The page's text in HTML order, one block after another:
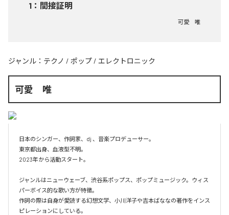
1 ： 間接証明
可愛 唯
ジャンル： テクノ / ポップ / エレクトロニック
可愛 唯
日本のシンガー、作詞家、dj 、音楽プロデューサー。
東京都出身、血液型不明。
2023年から活動スタート。
ジャンルはニューウェーブ、渋谷系ポップス、ポップミュージック。ウィス
パーボイス的な歌い方が特徴。
作詞の際は自身が愛読する幻想文学、小川洋子や吉本ばななの著作をインス
ピレーションにしている。